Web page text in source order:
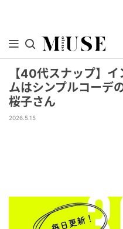
【40代スナップ】
ムはシンプルコーデ
桜子さん
2026.5.15